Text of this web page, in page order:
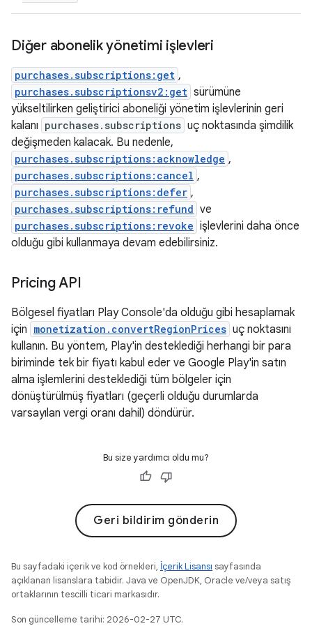
Diğer abonelik yönetimi işlevleri
purchases.subscriptions:get ,
purchases.subscriptionsv2:get sürümüne
yükseltilirken geliştirici aboneliği yönetim işlevlerinin geri
kalanı purchases.subscriptions uç noktasında şimdilik
değişmeden kalacak. Bu nedenle,
purchases.subscriptions:acknowledge ,
purchases.subscriptions:cancel ,
purchases.subscriptions:defer ,
purchases.subscriptions:refund ve
purchases.subscriptions:revoke işlevlerini daha önce
olduğu gibi kullanmaya devam edebilirsiniz.
Pricing API
Bölgesel fiyatları Play Console'da olduğu gibi hesaplamak
için monetization.convertRegionPrices uç noktasını
kullanın. Bu yöntem, Play'in desteklediği herhangi bir para
biriminde tek bir fiyatı kabul eder ve Google Play'in satın
alma işlemlerini desteklediği tüm bölgeler için
dönüştürülmüş fiyatları (geçerli olduğu durumlarda
varsayılan vergi oranı dahil) döndürür.
Bu size yardımcı oldu mu?
Geri bildirim gönderin
Bu sayfadaki içerik ve kod örnekleri, İçerik Lisansı sayfasında
açıklanan lisanslara tabidir. Java ve OpenJDK, Oracle ve/veya satış
ortaklarının tescilli ticari markasıdır.
Son güncelleme tarihi: 2026-02-27 UTC.